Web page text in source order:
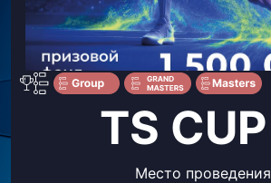
TS CUP
Место проведения